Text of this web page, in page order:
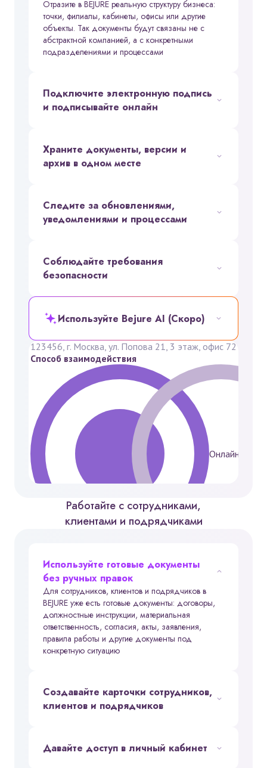
Агентства недвижимости
Отразите в BEJURE реальную структуру бизнеса:
точки, филиалы, кабинеты, офисы или другие
объекты. Так документы будут связаны не с
абстрактной компанией, а с конкретными
подразделениями и процессами
Подключите электронную подпись
и подписывайте онлайн
Храните документы, версии и
архив в одном месте
Следите за обновлениями,
уведомлениями и процессами
Соблюдайте требования
безопасности
Используйте Bejure AI (Скоро)
Новое подразделение
Введите название подразделения
Системное название
Подразделение #1
Адрес
123456, г. Москва, ул. Попова 21, 3 этаж, офис 72
Способ взаимодействия
Онлайн
Работайте с сотрудниками,
клиентами и подрядчиками
Используйте готовые документы
без ручных правок
Для сотрудников, клиентов и подрядчиков в
BEJURE уже есть готовые документы: договоры,
должностные инструкции, материальная
ответственность, согласия, акты, заявления,
правила работы и другие документы под
конкретную ситуацию
Создавайте карточки сотрудников,
клиентов и подрядчиков
Давайте доступ в личный кабинет